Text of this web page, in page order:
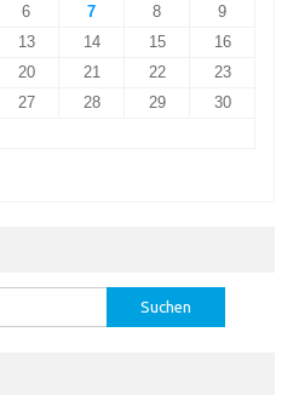
6 7 8
9
13 14 15
16
20 21 22
23
27 28 29
30